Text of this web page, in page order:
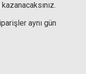
kazanacaksınız.
aynı gün